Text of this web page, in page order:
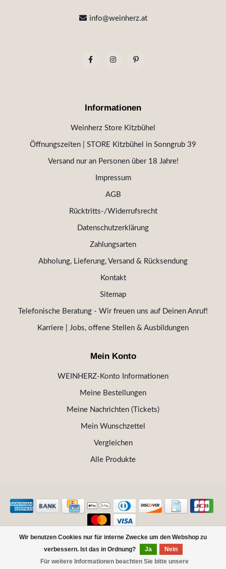
Wir benutzen Cookies nur für interne Zwecke um den Webshop zu
verbessern. Ist das in Ordnung?
Ja
Nein
Für weitere Informationen beachten Sie bitte unsere
info@weinherz.at
Informationen
Weinherz Store Kitzbühel
Öffnungszeiten | STORE Kitzbühel in Sonngrub 39
Versand nur an Personen über 18 Jahre!
Impressum
AGB
Rücktritts-/Widerrufsrecht
Datenschutzerklärung
Zahlungsarten
Abholung, Lieferung, Versand & Rücksendung
Kontakt
Sitemap
Telefonische Beratung - Wir freuen uns auf Deinen Anruf!
Karriere | Jobs, offene Stellen & Ausbildungen
Mein Konto
WEINHERZ-Konto Informationen
Meine Bestellungen
Meine Nachrichten (Tickets)
Mein Wunschzettel
Vergleichen
Alle Produkte
© Copyright 2026 WEINHERZ Kitzbühel - Die VINOTHEK in
FILTER